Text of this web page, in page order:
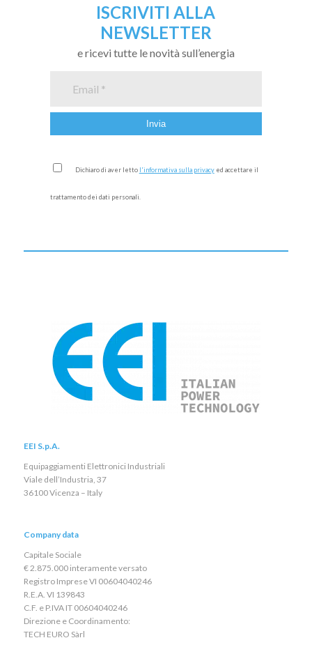
ISCRIVITI ALLA
NEWSLETTER
e ricevi tutte le novità sull’energia
Dichiaro di aver letto l'informativa sulla privacyed accettare il
trattamento dei dati personali.
EEI S.p.A.
Equipaggiamenti Elettronici Industriali
Viale dell’Industria, 37
36100 Vicenza – Italy
Company data
Capitale Sociale
€ 2.875.000 interamente versato
Registro Imprese VI 00604040246
R.E.A. VI 139843
C.F. e P.IVA IT 00604040246
Direzione e Coordinamento:
TECH EURO Sàrl